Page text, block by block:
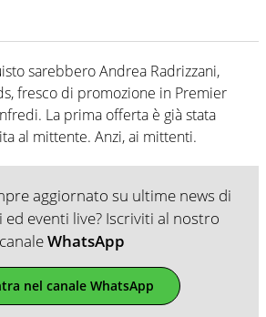
sarebbero Andrea Radrizzani,
fresco di promozione in Premier
La prima offerta è già stata
al mittente. Anzi, ai mittenti.
aggiornato su ultime news di
eventi live? Iscriviti al nostro
canaleWhatsApp
nel canale WhatsApp